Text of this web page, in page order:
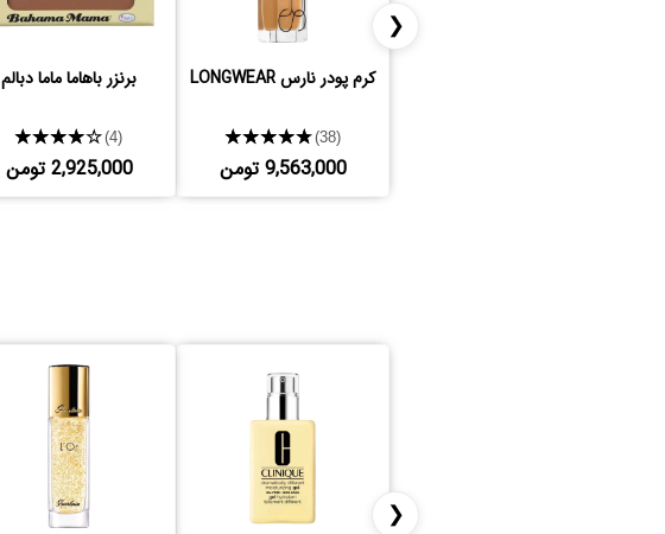
❮
کرم پودر نارس LONGWEAR
★★★★★(38)
9,563,000 تومن
برنزر باهاما ماما دبالم
★★★★★(4)
2,925,000 تومن
❮